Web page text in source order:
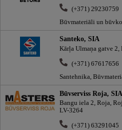
(+371) 29230759
Būvmateriāli un
Santeko, SIA
Kārļa Ulmaņa gatve
(+371) 67617656
Santehnika,
Būvserviss Roja,
Bangu iela 2, Roja,
LV-3264
(+371) 63291045